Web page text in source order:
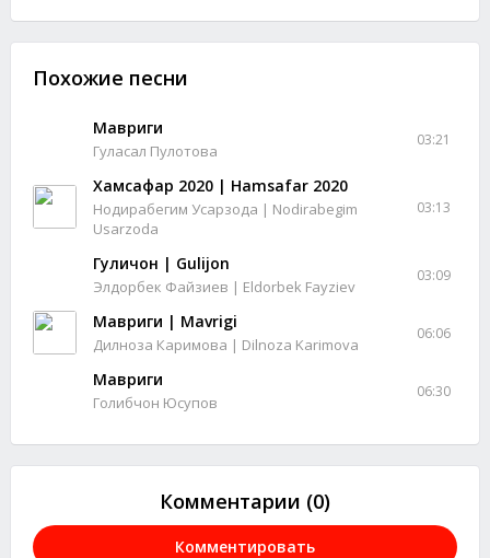
Похожие песни
Мавриги
Гуласал Пулотова
03:21
Хамсафар 2020 | Hamsafar 2020
Нодирабегим Усарзода | Nodirabegim
Usarzoda
03:13
Гуличон | Gulijon
Элдорбек Файзиев | Eldorbek Fayziev
03:09
Мавриги | Mavrigi
Дилноза Каримова | Dilnoza Karimova
06:06
Мавриги
Голибчон Юсупов
06:30
Комментарии (0)
Комментировать